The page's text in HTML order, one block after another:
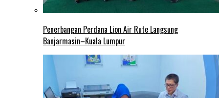
Penerbangan Perdana Lion Air Rute Langsung
Banjarmasin–Kuala Lumpur